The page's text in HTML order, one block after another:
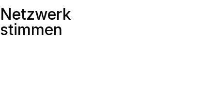
Netzwerk
stimmen